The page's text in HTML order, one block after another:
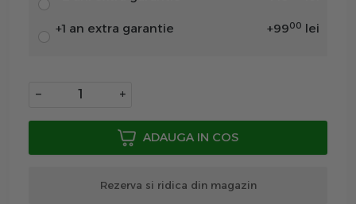
+1 an extra garantie +9900 lei
− +
ADAUGA IN COS
Rezerva si ridica din magazin